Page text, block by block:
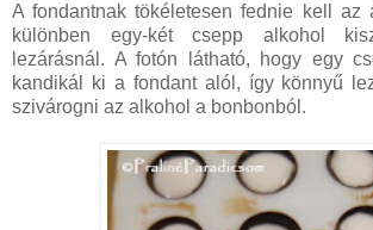
A fondantnak tökéletesen fednie kell az
különben egy-két csepp alkohol
lezárásnál. A fotón látható, hogy egy
kandikál ki a fondant alól, így könnyű
szivárogni az alkohol a bonbonból.